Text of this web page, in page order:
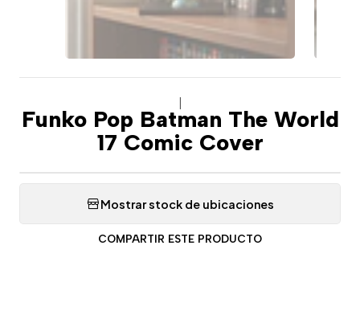
Funko Pop Batman The World
17 Comic Cover
Mostrar stock de ubicaciones
COMPARTIR ESTE PRODUCTO